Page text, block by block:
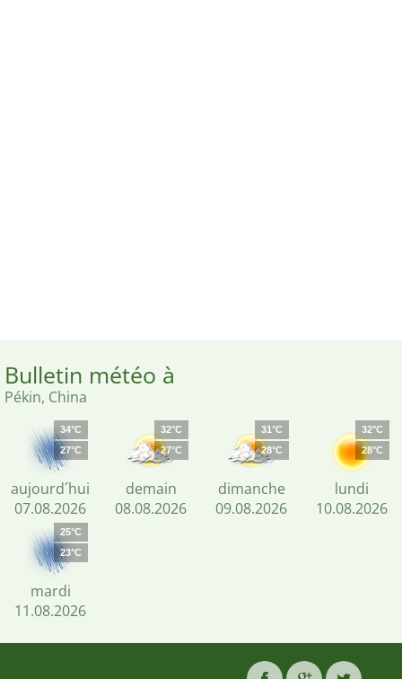
Bulletin météo à
Pékin, China
34°C
27°C
aujourd´hui
07.08.2026
32°C
27°C
demain
08.08.2026
31°C
28°C
dimanche
09.08.2026
32°C
28°C
lundi
10.08.2026
25°C
23°C
mardi
11.08.2026